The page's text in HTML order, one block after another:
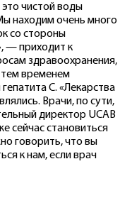
чистой воды
находим очень много
со стороны
— приходит к
здравоохранения,
временем
С. «Лекарства
Врачи, по сути,
директор UCAB
сейчас становиться
говорить, что вы
к нам, если врач